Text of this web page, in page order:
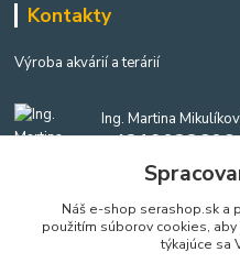
Kontakty
Výroba akvárií a terárií
Ing. Martina
(Po-Pia, 8-16 hod.)
akvaria@akvaria.sk
Náš e-shop serashop.sk a
použitím súborov cookies,
týkajúce sa